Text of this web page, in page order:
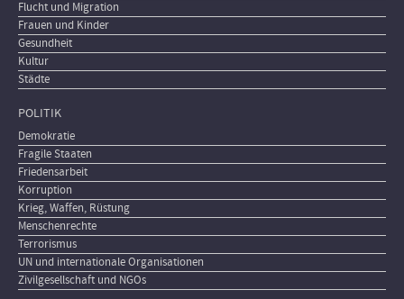
Flucht und Migration
Frauen und Kinder
Gesundheit
Kultur
Städte
POLITIK
Demokratie
Fragile Staaten
Friedensarbeit
Korruption
Krieg, Waffen, Rüstung
Menschenrechte
Terrorismus
UN und internationale Organisationen
Zivilgesellschaft und NGOs